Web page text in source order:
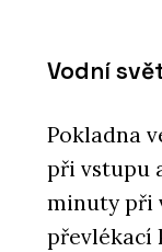
Vodní
Pokladna
při vstupu
minuty při
převlékací